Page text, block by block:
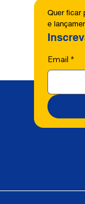
Quer ficar
e
Email *